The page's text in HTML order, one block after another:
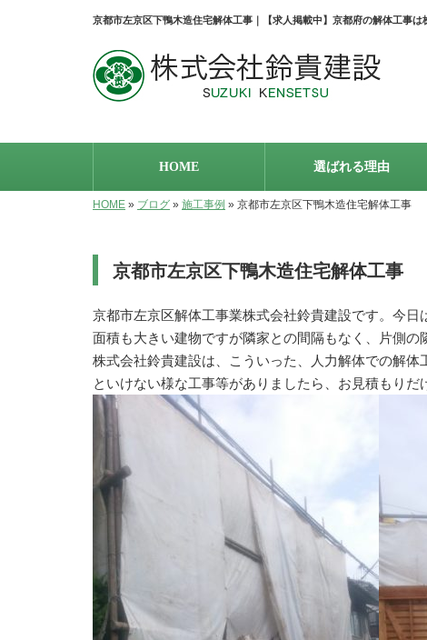
京都市左京区下鴨木造住宅解体工事｜【求人掲載中】京都府の解体工事は
HOME 選ばれる理由
HOME » ブログ » 施工事例 » 京都市左京区下鴨木造住宅解体工事
京都市左京区下鴨木造住宅解体工事
京都市左京区解体工事業株式会社鈴貴建設です。今
面積も大きい建物ですが隣家との間隔もなく、片側の
株式会社鈴貴建設は、こういった、人力解体での解
といけない様な工事等がありましたら、お見積もりだ